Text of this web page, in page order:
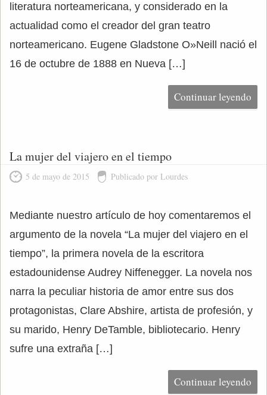
literatura norteamericana, y considerado en la
actualidad como el creador del gran teatro
norteamericano. Eugene Gladstone O»Neill nació el
16 de octubre de 1888 en Nueva […]
Continuar leyendo
La mujer del viajero en el tiempo
5 de mayo de 2015 Publicado por Lourdes
Mediante nuestro artículo de hoy comentaremos el
argumento de la novela “La mujer del viajero en el
tiempo”, la primera novela de la escritora
estadounidense Audrey Niffenegger. La novela nos
narra la peculiar historia de amor entre sus dos
protagonistas, Clare Abshire, artista de profesión, y
su marido, Henry DeTamble, bibliotecario. Henry
sufre una extraña […]
Continuar leyendo